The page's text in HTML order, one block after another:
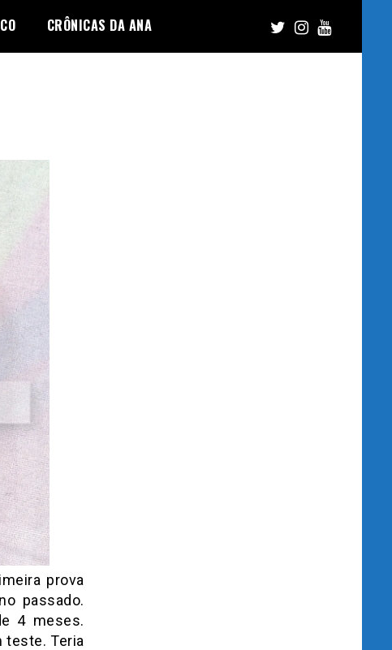
CRÔNICAS DA ANA
prova
passado.
4 meses.
teste. Teria